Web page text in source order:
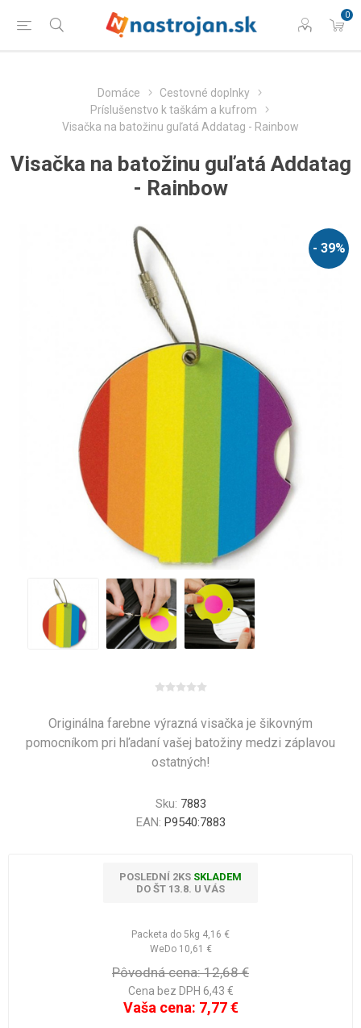
0
Domáce
Cestovné doplnky
Príslušenstvo k taškám a kufrom
Visačka na batožinu guľatá Addatag - Rainbow
Visačka na batožinu guľatá Addatag
- Rainbow
- 39%
Originálna farebne výrazná visačka je šikovným
pomocníkom pri hľadaní vašej batožiny medzi záplavou
ostatných!
Sku: 7883
EAN: P9540:7883
POSLEDNÍ 2KS SKLADEM
DO ŠT 13.8. U VÁS
Packeta do 5kg 4,16 €
WeDo 10,61 €
Pôvodná cena: 12,68 €
Cena bez DPH 6,43 €
Vaša cena: 7,77 €